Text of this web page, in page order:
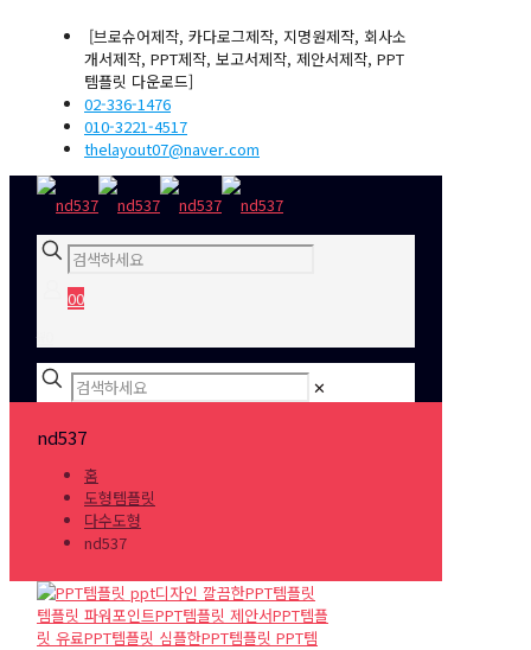
[브로슈어제작, 카다로그제작, 지명원제작, 회사소
개서제작, PPT제작, 보고서제작, 제안서제작, PPT
템플릿 다운로드]
02-336-1476
010-3221-4517
thelayout07@naver.com
00
✕
nd537
홈
도형템플릿
다수도형
nd537